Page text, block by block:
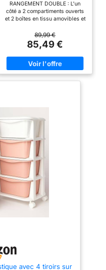
en 1
RANGEMENT DOUBLE : L'un
côté a 2 compartiments ouverts
et 2 boîtes en tissu amovibles et
bibliothèque à 3 niveaux avec
des bords surélevés et des
barres en bois, ce qui offre un
espace de rangement pour les
livres, les jouets... BON
MATÉRIAU : Fabriquée en MDF
hydrofuge est facile à nettoyer
avec un chiffon humide MOBILE
& ADAPTÉ AUX ENFANTS :
Grâce aux roues avec freins, le
chariot à livres est facile à
déplacer et stable à l'arrêt. Avec
une hauteur de 82,5cm, il
s'adapte à la taille des enfants
pour qu'ils puissent facilement
atteindre et organiser leurs
affaires SÛR & APPROPRIÉ AUX
ENFANTS : La surface lisse
sans bavures et les coins
l'étagère empêchent les objets
Un manuel détaillé et les
89,99 €
85,49 €
avec 4 tiroirs sur